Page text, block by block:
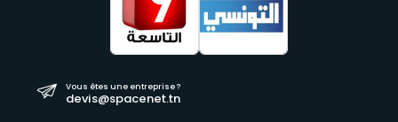
Vous êtes une entreprise ?
devis@spacenet.tn